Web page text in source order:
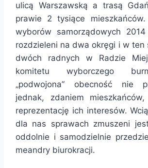
ulicą Warszawską a trasą
prawie 2 tysiące
wyborów samorządowych
rozdzieleni na dwa okręgi i w ten
dwóch radnych w Radzie
komitetu wyborczego
„podwojona” obecność nie
jednak, zdaniem
reprezentację ich interesów.
dla nas sprawach zmuszeni
oddolnie i samodzielnie
meandry biurokracji.